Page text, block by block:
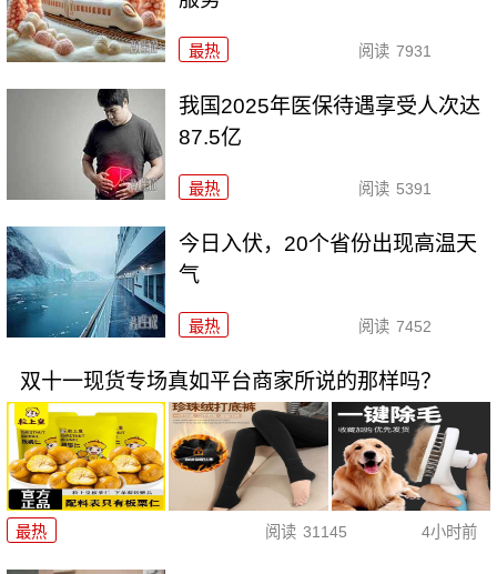
最热 阅读 7931
我国2025年医保待遇享受人次达
87.5亿
最热 阅读 5391
今日入伏，20个省份出现高温天
气
最热 阅读 7452
双十一现货专场真如平台商家所说的那样吗？
最热 阅读 31145 4小时前